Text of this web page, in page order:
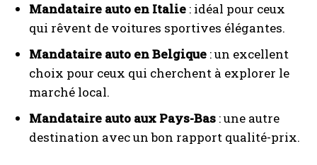
Mandataire auto en Italie : idéal pour ceux
qui rêvent de voitures sportives élégantes.
Mandataire auto en Belgique : un excellent
choix pour ceux qui cherchent à explorer le
marché local.
Mandataire auto aux Pays-Bas : une autre
destination avec un bon rapport qualité-prix.